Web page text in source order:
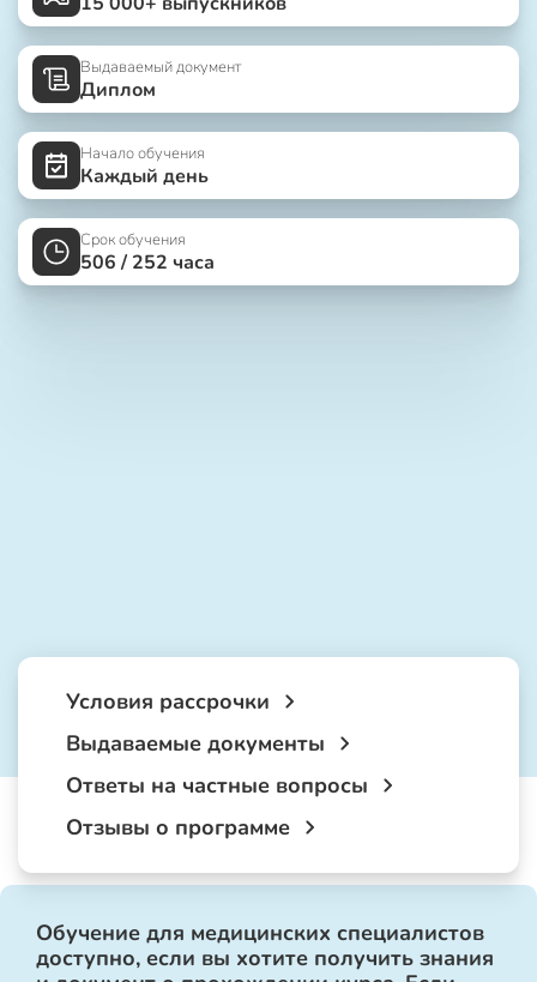
Выдаваемый документ
Диплом
Начало обучения
Каждый день
Срок обучения
506 / 252 часа
Условия рассрочки
Выдаваемые документы
Ответы на частные вопросы
Отзывы о программе
Обучение для медицинских специалистов
доступно, если вы хотите получить знания